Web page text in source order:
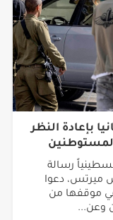
بإعادة النظر
وباحثاً فلسطينياً رسالة
ميرتس، دعوا
في موقفها من
وعن...